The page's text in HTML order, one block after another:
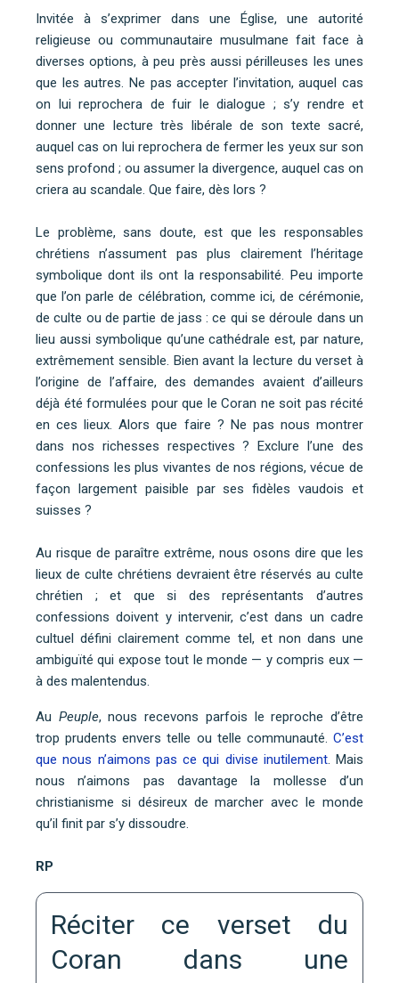
Invitée à s’exprimer dans une Église, une autorité
religieuse ou communautaire musulmane fait face à
diverses options, à peu près aussi périlleuses les unes
que les autres. Ne pas accepter l’invitation, auquel cas
on lui reprochera de fuir le dialogue ; s’y rendre et
donner une lecture très libérale de son texte sacré,
auquel cas on lui reprochera de fermer les yeux sur son
sens profond ; ou assumer la divergence, auquel cas on
criera au scandale. Que faire, dès lors ?
Le problème, sans doute, est que les responsables
chrétiens n’assument pas plus clairement l’héritage
symbolique dont ils ont la responsabilité. Peu importe
que l’on parle de célébration, comme ici, de cérémonie,
de culte ou de partie de jass : ce qui se déroule dans un
lieu aussi symbolique qu’une cathédrale est, par nature,
extrêmement sensible. Bien avant la lecture du verset à
l’origine de l’affaire, des demandes avaient d’ailleurs
déjà été formulées pour que le Coran ne soit pas récité
en ces lieux. Alors que faire ? Ne pas nous montrer
dans nos richesses respectives ? Exclure l’une des
confessions les plus vivantes de nos régions, vécue de
façon largement paisible par ses fidèles vaudois et
suisses ?
Au risque de paraître extrême, nous osons dire que les
lieux de culte chrétiens devraient être réservés au culte
chrétien ; et que si des représentants d’autres
confessions doivent y intervenir, c’est dans un cadre
cultuel défini clairement comme tel, et non dans une
ambiguïté qui expose tout le monde — y compris eux —
à des malentendus.
Au Peuple, nous recevons parfois le reproche d’être
trop prudents envers telle ou telle communauté. C’est
que nous n’aimons pas ce qui divise inutilement. Mais
nous n’aimons pas davantage la mollesse d’un
christianisme si désireux de marcher avec le monde
qu’il finit par s’y dissoudre.
RP
Réciter ce verset du
Coran dans une